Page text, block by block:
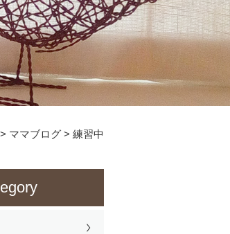
> ママブログ > 練習中